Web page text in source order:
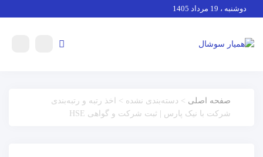
دوشنبه ، 19 مرداد 1405
صفحه اصلی > دسته‌بندی نشده > اخذ رتبه و رتبه‌بندی
شرکت با نیک پارس | ثبت شرکت و گواهی HSE